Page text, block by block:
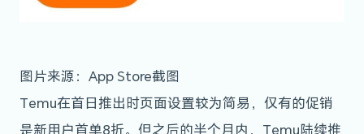
图片来源：App Store截图
Temu在首日推出时页面设置较为简易，仅有的促销
是新用户首单8折。但之后的半个月内，Temu陆续推